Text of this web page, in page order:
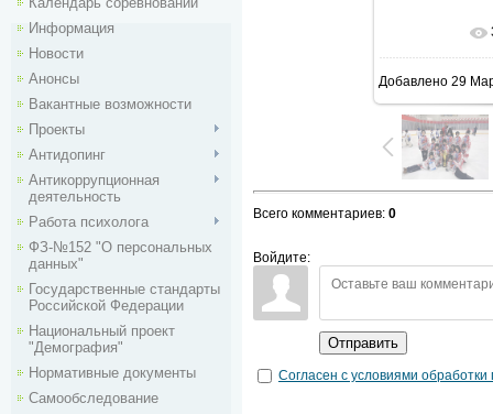
Информация
Новости
Анонсы
Вакантные возможности
Проекты
Антидопинг
Антикоррупционная
деятельность
Работа психолога
ФЗ-№152 "О персональных
данных"
Государственные стандарты
Российской Федерации
Национальный проект
"Демография"
Нормативные документы
Самообследование
В
Добавлено 29
Всего комментариев: 0
Войдите:
Отправить
Согласен с условиями